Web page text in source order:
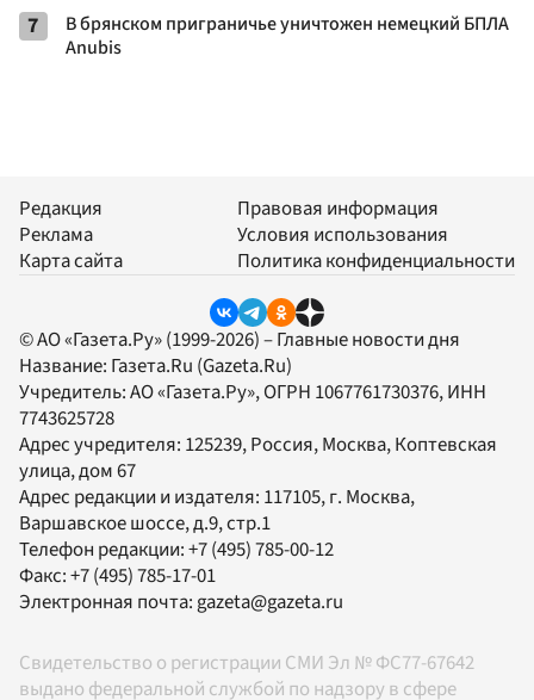
7
В брянском приграничье уничтожен немецкий БПЛА
Anubis
Редакция
Реклама
Карта сайта
Правовая информация
Условия использования
Политика конфиденциальности
© АО «Газета.Ру» (1999-2026) – Главные новости дня
Название: Газета.Ru (Gazeta.Ru)
Учредитель:АО «Газета.Ру», ОГРН 1067761730376, ИНН
7743625728
Адрес учредителя: 125239, Россия, Москва, Коптевская
улица, дом 67
Адрес редакции и издателя: 117105, г. Москва,
Варшавское шоссе, д.9, стр.1
Телефон редакции:+7 (495) 785-00-12
Факс:+7 (495) 785-17-01
Электронная почта:gazeta@gazeta.ru
Свидетельство о регистрации СМИ Эл № ФС77-67642
выдано федеральной службой по надзору в сфере